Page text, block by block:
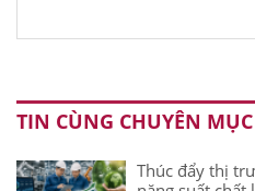
TIN CÙNG CHUYÊN MỤC
Thúc đẩy thị